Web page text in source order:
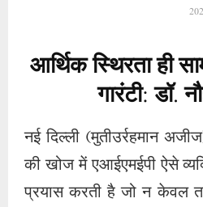
आर्थिक स्थिरता ही
गारंटी: डॉ.
नई दिल्ली (मुतीउर्रहमान
की खोज में एआईएमईपी ऐसे
प्रयास करती है जो न